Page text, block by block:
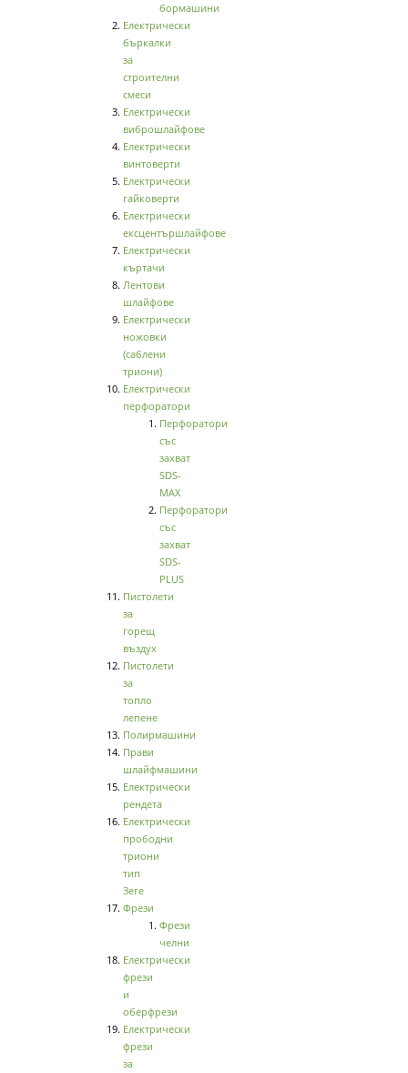
бормашини
Електрически
бъркалки
за
строителни
смеси
Електрически
виброшлайфове
Електрически
винтоверти
Електрически
гайковерти
Електрически
ексцентършлайфове
Електрически
къртачи
Лентови
шлайфове
Електрически
ножовки
(саблени
триони)
Електрически
перфоратори
Перфоратори
със
захват
SDS-
MAX
Перфоратори
със
захват
SDS-
PLUS
Пистолети
за
горещ
въздух
Пистолети
за
топло
лепене
Полирмашини
Прави
шлайфмашини
Електрически
рендета
Електрически
прободни
триони
тип
Зеге
Фрези
Фрези
челни
Електрически
фрези
и
оберфрези
Електрически
фрези
за